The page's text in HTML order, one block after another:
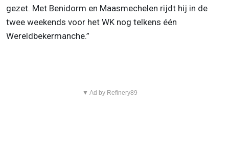
gezet. Met Benidorm en Maasmechelen rijdt hij in de
twee weekends voor het WK nog telkens één
Wereldbekermanche.”
▼ Ad by Refinery89